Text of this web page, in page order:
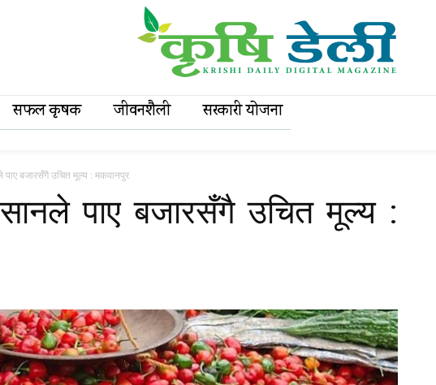
सफल कृषक जीवनशैली सरकारी याेजना
बजारसँगै उचित मूल्य : मकवानपुर
पाए बजारसँगै उचित मूल्य :